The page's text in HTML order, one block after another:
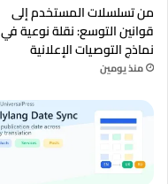
من تسلسلات المستخدم إلى
قوانين التوسع: نقلة نوعية في
نماذج التوصيات الإعلانية
منذ يومين